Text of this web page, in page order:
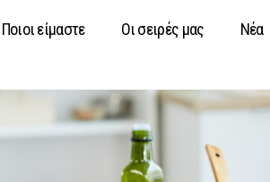
Ποιοι είμαστε Οι σειρές μας Νέα